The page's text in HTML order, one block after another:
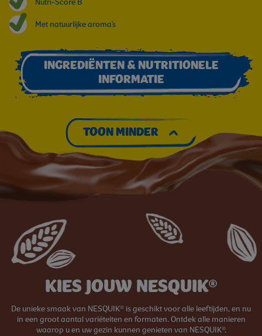
Nutri-Score B
Met natuurlijke aroma's
INGREDIËNTEN & NUTRITIONELE
INFORMATIE
TOON MINDER
KIES JOUW NESQUIK®
De unieke smaak van NESQUIK® is geschikt voor alle leeftijden, en nu
in een groot aantal variëteiten en formaten. Ontdek alle manieren
waarop u en uw gezin kunnen genieten van NESQUIK®.